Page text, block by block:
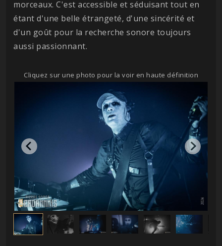
morceaux. C'est accessible et séduisant tout en
étant d'une belle étrangeté, d'une sincérité et
d'un goût pour la recherche sonore toujours
aussi passionnant.
Cliquez sur une photo pour la voir en haute définition